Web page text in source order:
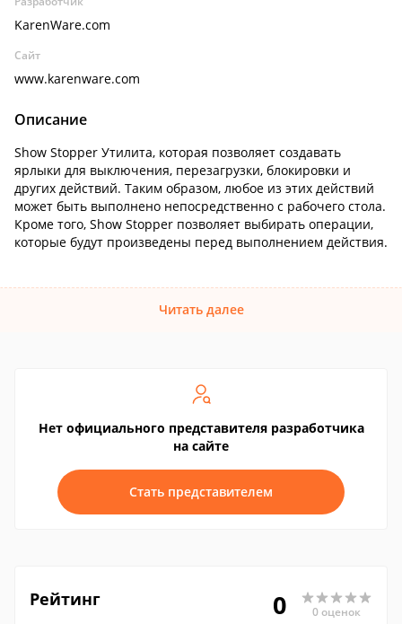
KarenWare.com
Сайт
www.karenware.com
Описание
Show Stopper Утилита, которая позволяет создавать
ярлыки для выключения, перезагрузки, блокировки и
других действий. Таким образом, любое из этих действий
может быть выполнено непосредственно с рабочего стола.
Кроме того, Show Stopper позволяет выбирать операции,
которые будут произведены перед выполнением действия.
Читать далее
Нет официального представителя разработчика
на сайте
Стать представителем
Рейтинг 0 0 оценок